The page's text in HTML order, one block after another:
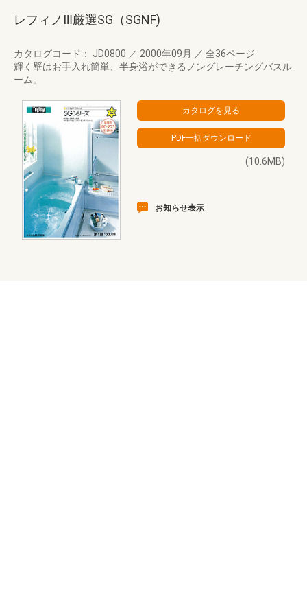
レフィノⅢ厳選SG（SGNF)
カタログコード： JD0800 ／ 2000年09月 ／ 全36ページ
輝く壁はお手入れ簡単、半身浴ができるノングレーチングバスル
ーム。
(10.6MB)
お知らせ表示